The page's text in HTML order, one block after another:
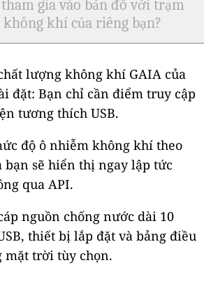
gia vào bản đồ với trạm
khí của riêng bạn?
lượng không khí GAIA của
đặt: Bạn chỉ cần điểm truy cập
tương thích USB.
độ ô nhiễm không khí theo
sẽ hiển thị ngay lập tức
qua API.
nguồn chống nước dài 10
thiết bị lắp đặt và bảng điều
trời tùy chọn.